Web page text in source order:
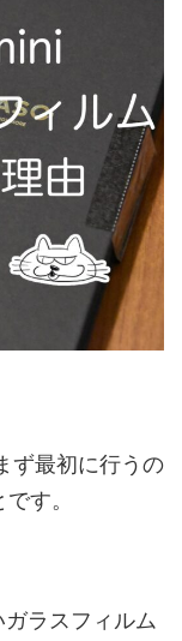
ず最初に行うの
す。
ラスフィルム